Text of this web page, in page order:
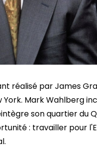
réalisé par James
Mark Wahlberg
son quartier du
: travailler pour